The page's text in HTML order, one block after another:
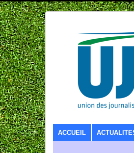
SKIP TO CONTENT
ACCUEIL